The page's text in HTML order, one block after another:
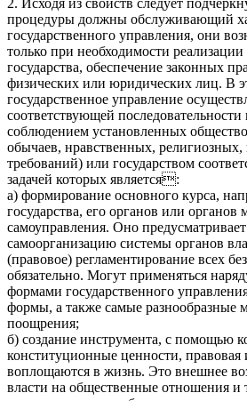
2. Исходя из свойств следует
процедуры должны обслуживающий
государственного управления, они
только при необходимости
государства, обеспечение законных
физических или юридических лиц. В
государственное управление
соответствующей последовательности
соблюдением установленных
обычаев, нравственных,
требований) или государством
задачей которых является:
а) формирование основного курса,
государства, его органов или органов
самоуправления. Оно
самоорганизацию системы органов
(правовое) регламентирование всех
обязательно. Могут применяться
формами государственного
формы, а также самые разнообразные
поощрения;
б) создание инструмента, с помощью
конституционные ценности, правовая
воплощаются в жизнь. Это внешнее
власти на общественные отношения и